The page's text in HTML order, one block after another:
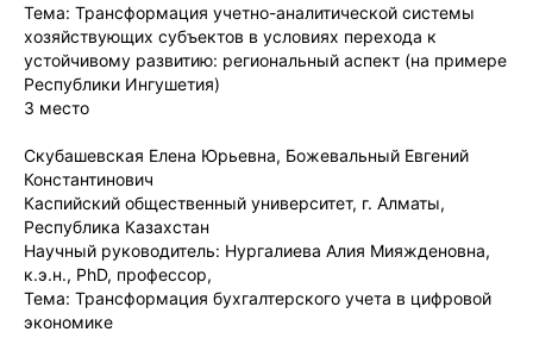
Тема: Трансформация учетно-аналитической системы
хозяйствующих субъектов в условиях перехода к
устойчивому развитию: региональный аспект (на примере
Республики Ингушетия)
3 место
Скубашевская Елена Юрьевна, Божевальный Евгений
Константинович
Каспийский общественный университет, г. Алматы,
Республика Казахстан
Научный руководитель: Нургалиева Алия Мияжденовна,
к.э.н., PhD, профессор,
Тема: Трансформация бухгалтерского учета в цифровой
экономике